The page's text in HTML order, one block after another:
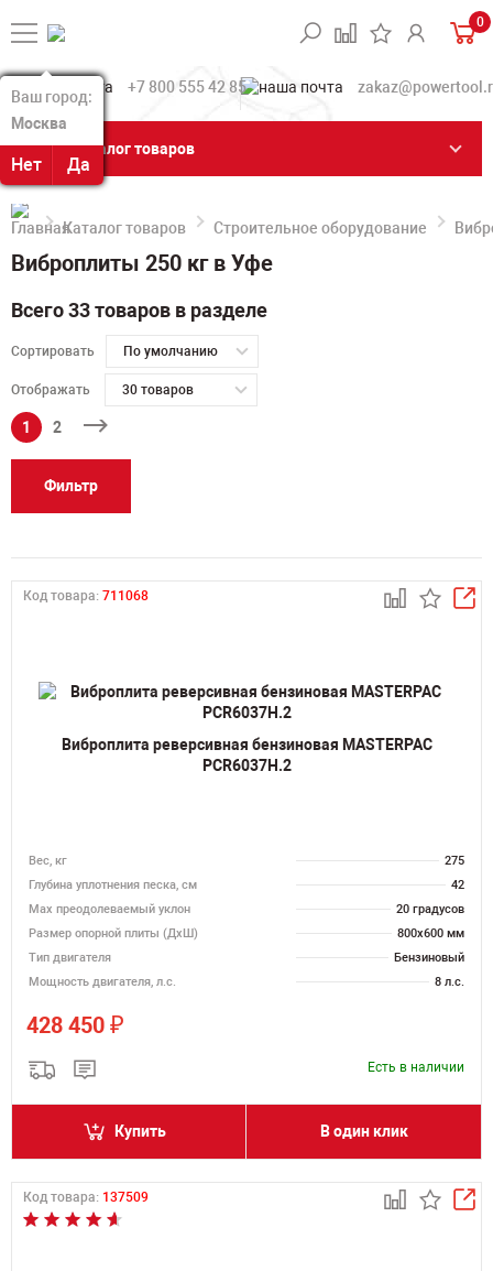
Ваш город:
Москва
Нет Да
Ваш город:
Москва
Нет Да
0
+7 800 555 42 85
Каталог товаров
Каталог товаров Строительное оборудование
Виброплиты 250 кг в Уфе
Всего 33 товаров в разделе
Сортировать По умолчанию
Отображать 30 товаров
1 2
Фильтр
Код товара: 711068
Виброплита реверсивная бензиновая MASTERPAC
PCR6037H.2
Вес, кг
275
Глубина уплотнения песка, см
42
Max преодолеваемый уклон
20 градусов
Размер опорной плиты (ДхШ)
800х600 мм
Тип двигателя
Бензиновый
Мощность двигателя, л.с.
8 л.с.
428 450 ₽
Есть в наличии
Купить В один клик
Код товара: 137509